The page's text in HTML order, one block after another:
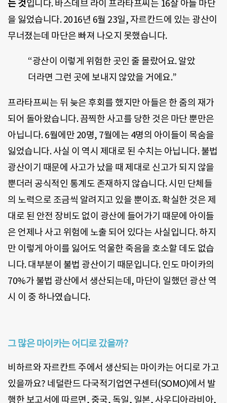
는 것입니다. 바스데브 라이 프라타프씨는 16살 아들 마단
을 잃었습니다. 2016년 6월 23일, 자르칸드에 있는 광산이
무너졌는데 마단은 빠져 나오지 못했습니다.
“광산이 이렇게 위험한 곳인 줄 몰랐어요. 알았
더라면 그런 곳에 보내지 않았을 거에요.”
프라타프씨는 뒤 늦은 후회를 했지만 아들은 한 줌의 재가
되어 돌아왔습니다. 끔찍한 사고를 당한 것은 마단 뿐만은
아닙니다. 6월에만 20명, 7월에는 4명의 아이들이 목숨을
잃었습니다. 사실 이 역시 제대로 된 수치는 아닙니다. 불법
광산이기 때문에 사고가 났을 때 제대로 신고가 되지 않을
뿐더러 공식적인 통계도 존재하지 않습니다. 시민 단체들
의 노력으로 조금씩 알려지고 있을 뿐이죠. 확실한 것은 제
대로 된 안전 장비도 없이 광산에 들어가기 때문에 아이들
은 언제나 사고 위험에 노출 되어 있다는 사실입니다. 하지
만 이렇게 아이를 잃어도 억울한 죽음을 호소할 데도 없습
니다. 대부분이 불법 광산이기 때문입니다. 인도 마이카의
70%가 불법 광산에서 생산되는데, 마단이 일했던 광산 역
시 이 중 하나였습니다.
그 많은 마이카는 어디로 갔을까?
비하르와 자르칸트 주에서 생산되는 마이카는 어디로 가고
있을까요? 네덜란드 다국적기업연구센터(SOMO)에서 발
행한 보고서에 따르면, 중국, 독일, 일본, 사우디아라비아,